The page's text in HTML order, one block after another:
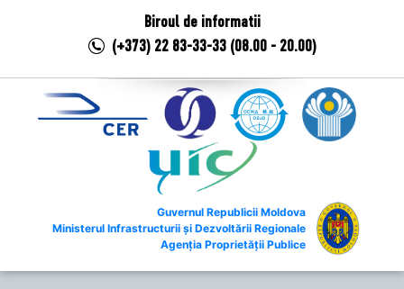
Biroul de informatii
(+373) 22 83-33-33 (08.00 - 20.00)
Guvernul Republicii Moldova
Ministerul Infrastructurii și Dezvoltării Regionale
Agenția Proprietății Publice